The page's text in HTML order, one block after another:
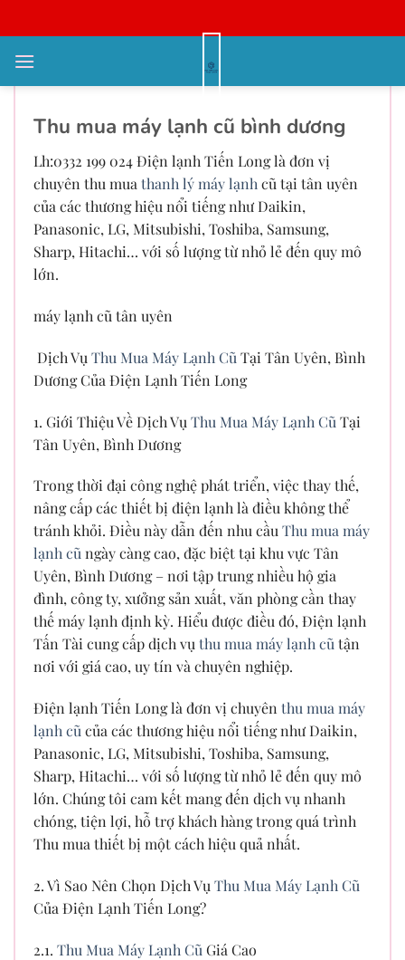
qua
nội
Thu Mua Máy Lạnh Cũ
Thu mua máy lạnh cũ bình dương
Lh:0332 199 024 Điện lạnh Tiến Long là đơn vị
chuyên thu mua thanh lý máy lạnh cũ tại tân uyên
của các thương hiệu nổi tiếng như Daikin,
Panasonic, LG, Mitsubishi, Toshiba, Samsung,
Sharp, Hitachi… với số lượng từ nhỏ lẻ đến quy mô
lớn.
máy lạnh cũ tân uyên
Dịch Vụ Thu Mua Máy Lạnh Cũ Tại Tân Uyên, Bình
Dương Của Điện Lạnh Tiến Long
1. Giới Thiệu Về Dịch Vụ Thu Mua Máy Lạnh Cũ Tại
Tân Uyên, Bình Dương
Trong thời đại công nghệ phát triển, việc thay thế,
nâng cấp các thiết bị điện lạnh là điều không thể
tránh khỏi. Điều này dẫn đến nhu cầuThu mua máy
lạnh cũngày càng cao, đặc biệt tại khu vực Tân
Uyên, Bình Dương – nơi tập trung nhiều hộ gia
đình, công ty, xưởng sản xuất, văn phòng cần thay
thế máy lạnh định kỳ. Hiểu được điều đó, Điện lạnh
Tấn Tài cung cấp dịch vụthu mua máy lạnh cũtận
nơi với giá cao, uy tín và chuyên nghiệp.
Điện lạnh Tiến Long là đơn vị chuyên thu mua máy
lạnh cũ của các thương hiệu nổi tiếng như Daikin,
Panasonic, LG, Mitsubishi, Toshiba, Samsung,
Sharp, Hitachi… với số lượng từ nhỏ lẻ đến quy mô
lớn. Chúng tôi cam kết mang đến dịch vụ nhanh
chóng, tiện lợi, hỗ trợ khách hàng trong quá trình
Thu mua thiết bị một cách hiệu quả nhất.
2. Vì Sao Nên Chọn Dịch Vụ Thu Mua Máy Lạnh Cũ
Của Điện Lạnh Tiến Long?
2.1. Thu Mua Máy Lạnh Cũ Giá Cao